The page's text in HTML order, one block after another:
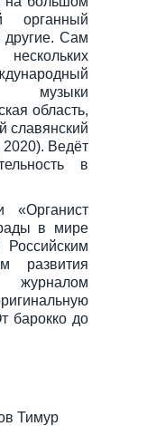
органный
другие. Сам
музыки
область,
славянский
Ведёт
в
«Органист
в мире
Российским
развития
барокко до
Тимур